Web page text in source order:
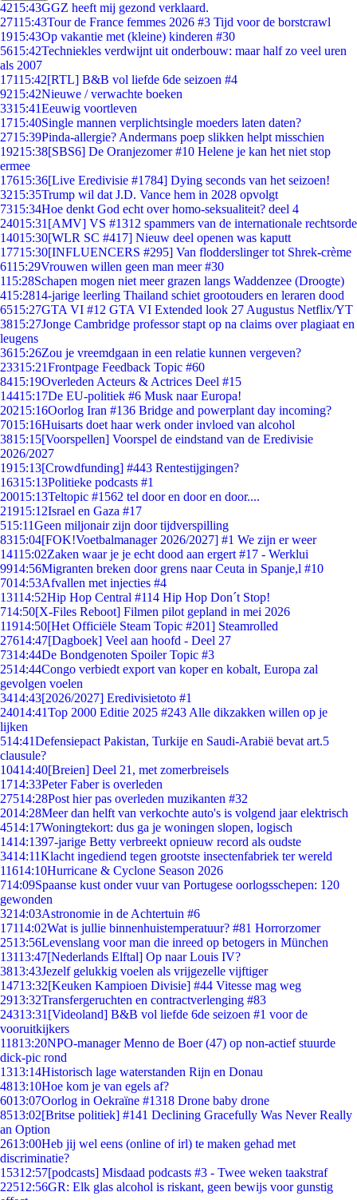
4215:43GGZ heeft mij gezond verklaard.
27115:43Tour de France femmes 2026 #3 Tijd voor de borstcrawl
1915:43Op vakantie met (kleine) kinderen #30
5615:42Techniekles verdwijnt uit onderbouw: maar half zo veel uren
als 2007
17115:42[RTL] B&B vol liefde 6de seizoen #4
9215:42Nieuwe / verwachte boeken
3315:41Eeuwig voortleven
1715:40Single mannen verplichtsingle moeders laten daten?
2715:39Pinda-allergie? Andermans poep slikken helpt misschien
19215:38[SBS6] De Oranjezomer #10 Helene je kan het niet stop
ermee
17615:36[Live Eredivisie #1784] Dying seconds van het seizoen!
3215:35Trump wil dat J.D. Vance hem in 2028 opvolgt
7315:34Hoe denkt God echt over homo-seksualiteit? deel 4
24015:31 [AMV] VS #1312 spammers van de internationale rechtsorde
14015:30[WLR SC #417] Nieuw deel openen was kaputt
17715:30[INFLUENCERS #295] Van flodderslinger tot Shrek-crème
6115:29Vrouwen willen geen man meer #30
115:28Schapen mogen niet meer grazen langs Waddenzee (Droogte)
415:2814-jarige leerling Thailand schiet grootouders en leraren dood
6515:27GTA VI #12 GTA VI Extended look 27 Augustus Netflix/YT
3815:27Jonge Cambridge professor stapt op na claims over plagiaat en
leugens
3615:26Zou je vreemdgaan in een relatie kunnen vergeven?
23315:21Frontpage Feedback Topic #60
8415:19Overleden Acteurs & Actrices Deel #15
14415:17De EU-politiek #6 Musk naar Europa!
20215:16Oorlog Iran #136 Bridge and powerplant day incoming?
7015:16Huisarts doet haar werk onder invloed van alcohol
3815:15[Voorspellen] Voorspel de eindstand van de Eredivisie
2026/2027
1915:13[Crowdfunding] #443 Rentestijgingen?
16315:13Politieke podcasts #1
20015:13Teltopic #1562 tel door en door en door....
21915:12Israel en Gaza #17
515:11Geen miljonair zijn door tijdverspilling
8315:04[FOK!Voetbalmanager 2026/2027] #1 We zijn er weer
14115:02Zaken waar je je echt dood aan ergert #17 - Werklui
9914:56Migranten breken door grens naar Ceuta in Spanje,l #10
7014:53Afvallen met injecties #4
13114:52Hip Hop Central #114 Hip Hop Don´t Stop!
714:50[X-Files Reboot] Filmen pilot gepland in mei 2026
11914:50[Het Officiële Steam Topic #201] Steamrolled
27614:47[Dagboek] Veel aan hoofd - Deel 27
7314:44De Bondgenoten Spoiler Topic #3
2514:44Congo verbiedt export van koper en kobalt, Europa zal
gevolgen voelen
3414:43[2026/2027] Eredivisietoto #1
24014:41Top 2000 Editie 2025 #243 Alle dikzakken willen op je
lijken
514:41Defensiepact Pakistan, Turkije en Saudi-Arabië bevat art.5
clausule?
10414:40[Breien] Deel 21, met zomerbreisels
1714:33Peter Faber is overleden
27514:28Post hier pas overleden muzikanten #32
2014:28Meer dan helft van verkochte auto's is volgend jaar elektrisch
4514:17Woningtekort: dus ga je woningen slopen, logisch
1414:1397-jarige Betty verbreekt opnieuw record als oudste
3414:11Klacht ingediend tegen grootste insectenfabriek ter wereld
11614:10Hurricane & Cyclone Season 2026
714:09Spaanse kust onder vuur van Portugese oorlogsschepen: 120
gewonden
3214:03Astronomie in de Achtertuin #6
17114:02Wat is jullie binnenhuistemperatuur? #81 Horrorzomer
2513:56Levenslang voor man die inreed op betogers in München
13113:47[Nederlands Elftal] Op naar Louis IV?
3813:43Jezelf gelukkig voelen als vrijgezelle vijftiger
14713:32[Keuken Kampioen Divisie] #44 Vitesse mag weg
2913:32Transfergeruchten en contractverlenging #83
24313:31 [Videoland] B&B vol liefde 6de seizoen #1 voor de
vooruitkijkers
11813:20NPO-manager Menno de Boer (47) op non-actief stuurde
dick-pic rond
1313:14Historisch lage waterstanden Rijn en Donau
4813:10Hoe kom je van egels af?
6013:07Oorlog in Oekraïne #1318 Drone baby drone
8513:02[Britse politiek] #141 Declining Gracefully Was Never Really
an Option
2613:00Heb jij wel eens (online of irl) te maken gehad met
discriminatie?
15312:57[podcasts] Misdaad podcasts #3 - Twee weken taakstraf
22512:56GR: Elk glas alcohol is riskant, geen bewijs voor gunstig